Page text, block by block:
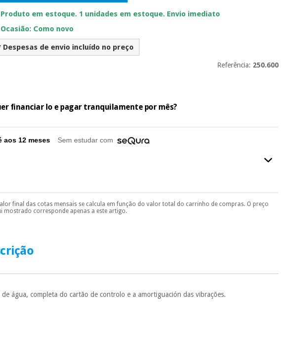
Produto em estoque. 1 unidades em estoque. Envio imediato
Ocasião: Como novo
Despesas de envio incluído no preço
Referência: 250.600
financiar lo e pagar tranquilamente por mês?
aos 12 meses Sem estudar com
Pode escolhê-lo no final do processo de compra, ao escolher o método de pagamento.
Só precisará do seu documento de identificação, número de telemóvel e
Muito conveniente
sem penalizações ou truques.
final das cotas mensais se calcula em função do valor total do carrinho de compras. O preço
mostrado corresponde apenas a este artigo.
água, completa do cartão de controlo e a amortiguación das vibrações.